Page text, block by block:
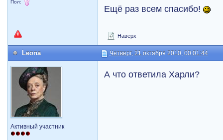
Пол:
Ещё раз всем спасибо!
Наверх
Leona Четверг, 21 октября 2010, 00:01:44
Активный участник
А что ответила Харли?